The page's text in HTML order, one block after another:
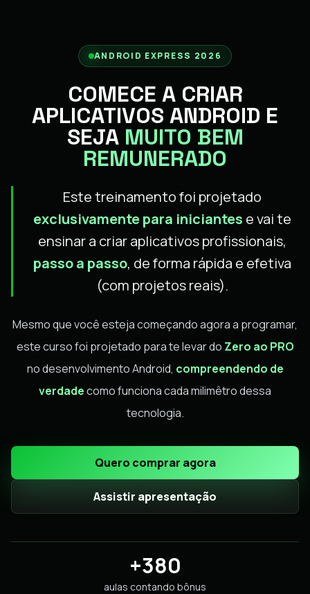
ANDROID EXPRESS 2026
COMECE A CRIAR
APLICATIVOS ANDROID E
SEJA MUITO BEM
REMUNERADO
Este treinamento foi projetado
exclusivamente para iniciantes e vai te
ensinar a criar aplicativos profissionais,
passo a passo, de forma rápida e efetiva
(com projetos reais).
Mesmo que você esteja começando agora a programar,
este curso foi projetado para te levar do Zero ao PRO
no desenvolvimento Android, compreendendo de
verdadecomo funciona cada milimêtro dessa
tecnologia.
Quero comprar agora
Assistir apresentação
+380
aulas contando bônus